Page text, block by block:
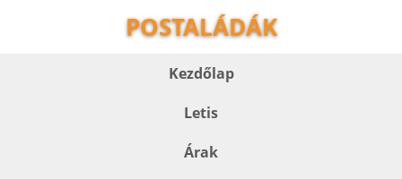
POSTALÁDÁK
Kezdőlap
Letis
Árak